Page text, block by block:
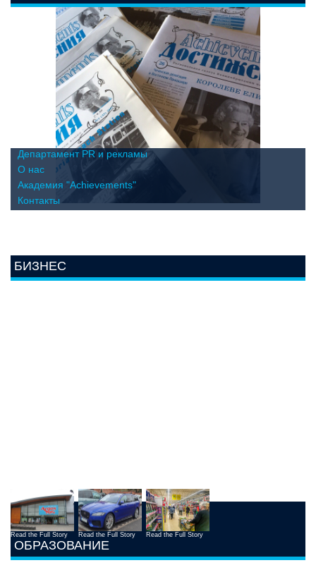
Департамент PR и рекламы
О нас
Академия "Achievements"
Контакты
БИЗНЕС
Read the Full Story Read the Full Story Read the Full Story
ОБРАЗОВАНИЕ